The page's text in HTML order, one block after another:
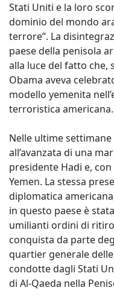
Stati Uniti e la loro
dominio del mondo
terrore”. La
paese della penisola
alla luce del fatto che,
Obama aveva
modello yemenita
terroristica americana.
Nelle ultime
all’avanzata di una
presidente Hadi e,
Yemen. La stessa
diplomatica
in questo paese è
umilianti ordini di
conquista da parte
quartier generale
condotte dagli Stati
di Al-Qaeda nella